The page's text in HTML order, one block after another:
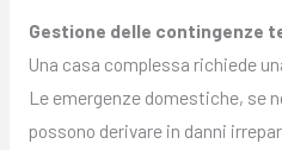
Gestione delle contingenze
Una casa complessa richiede
Le emergenze domestiche, se
possono derivare in danni